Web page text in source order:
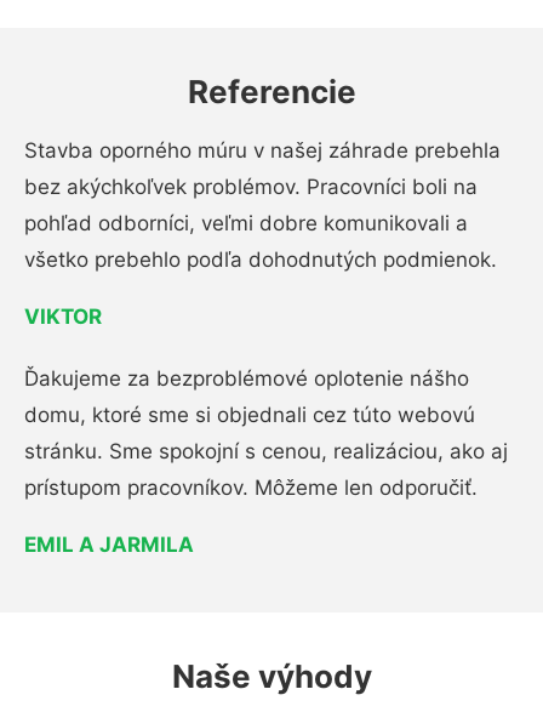
Referencie
Stavba oporného múru v našej záhrade prebehla
bez akýchkoľvek problémov. Pracovníci boli na
pohľad odborníci, veľmi dobre komunikovali a
všetko prebehlo podľa dohodnutých podmienok.
VIKTOR
Ďakujeme za bezproblémové oplotenie nášho
domu, ktoré sme si objednali cez túto webovú
stránku. Sme spokojní s cenou, realizáciou, ako aj
prístupom pracovníkov. Môžeme len odporučiť.
EMIL A JARMILA
Naše výhody